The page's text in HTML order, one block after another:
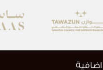
اضافية